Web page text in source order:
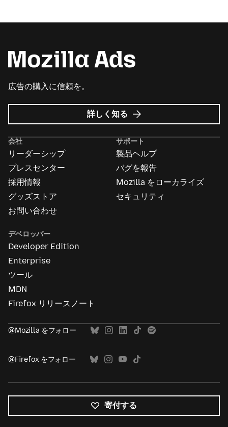
広告の購入に信頼を。
Mozilla
広
詳しく知る
会社
リーダーシップ
プレスセンター
採用情報
グッズストア
お問い合わせ
サポート
製品ヘルプ
バグを報告
Mozilla をローカライズ
セキュリティ
デベロッパー
Developer Edition
Enterprise
ツール
MDN
Firefox リリースノート
@Mozilla をフォロー
@Firefox をフォロー
寄付する